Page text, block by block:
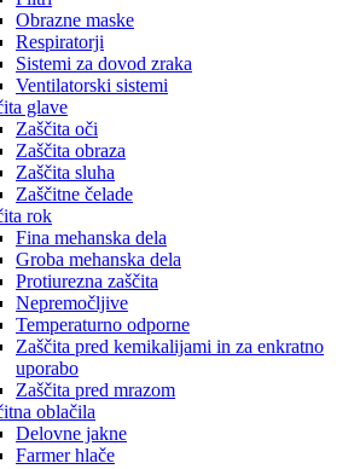
Obrazne maske
Respiratorji
Sistemi za dovod zraka
Ventilatorski sistemi
glave
Zaščita oči
Zaščita obraza
Zaščita sluha
Zaščitne čelade
rok
Fina mehanska dela
Groba mehanska dela
Protiurezna zaščita
Nepremočljive
Temperaturno odporne
Zaščita pred kemikalijami in za enkratno
uporabo
Zaščita pred mrazom
oblačila
Delovne jakne
Farmer hlače